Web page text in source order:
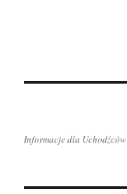
Informacje dla Uchodźców